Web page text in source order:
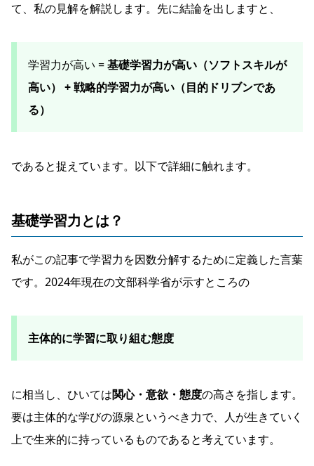
て、私の見解を解説します。先に結論を出しますと、
学習力が高い =基礎学習力が高い（ソフトスキルが
高い） + 戦略的学習力が高い（目的ドリブンであ
る）
であると捉えています。以下で詳細に触れます。
基礎学習力とは？
私がこの記事で学習力を因数分解するために定義した言葉
です。2024年現在の文部科学省が示すところの
主体的に学習に取り組む態度
に相当し、ひいては関心・意欲・態度の高さを指します。
要は主体的な学びの源泉というべき力で、人が生きていく
上で生来的に持っているものであると考えています。